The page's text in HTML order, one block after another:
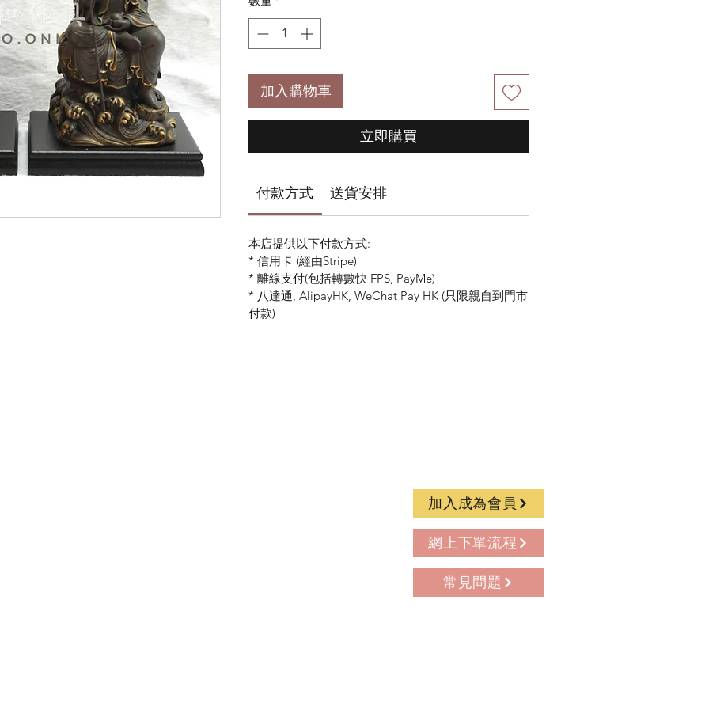
加入購物車
立即購買
付款方式 送貨安排
本店提供以下付款方式:
* 信用卡 (經由Stripe)
* 離線支付(包括轉數快 FPS, PayMe)
* 八達通, AlipayHK, WeChat Pay HK (只限親自到門市
付款)
加入成為會員
網上下單流程
常見問題